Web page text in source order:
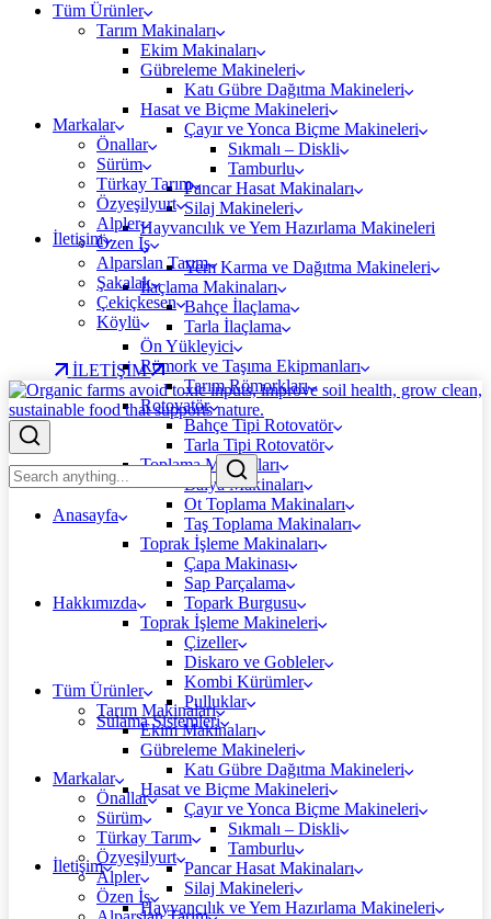
Tüm Ürünler
Tarım Makinaları
Ekim Makinaları
Gübreleme Makineleri
Katı Gübre Dağıtma Makineleri
Hasat ve Biçme Makineleri
Çayır ve Yonca Biçme Makineleri
Sıkmalı – Diskli
Tamburlu
Pancar Hasat Makinaları
Silaj Makineleri
Hayvancılık ve Yem Hazırlama Makineleri
Yem Karma ve Dağıtma Makineleri
İlaçlama Makinaları
Bahçe İlaçlama
Tarla İlaçlama
Ön Yükleyici
Römork ve Taşıma Ekipmanları
Tarım Römorkları
Rotovatör
Bahçe Tipi Rotovatör
Tarla Tipi Rotovatör
Toplama Makinaları
Balya Makinaları
Ot Toplama Makinaları
Taş Toplama Makinaları
Toprak İşleme Makinaları
Çapa Makinası
Sap Parçalama
Topark Burgusu
Toprak İşleme Makineleri
Çizeller
Diskaro ve Gobleler
Kombi Kürümler
Pulluklar
Sulama Sistemleri
Markalar
Önallar
Sürüm
Türkay Tarım
Özyeşilyurt
Alpler
Özen İş
Alparslan Tarım
Şakalak
Çekiçkesen
Köylü
İletişim
İLETİŞİM
Anasayfa
Hakkımızda
Tüm Ürünler
Tarım Makinaları
Ekim Makinaları
Gübreleme Makineleri
Katı Gübre Dağıtma Makineleri
Hasat ve Biçme Makineleri
Çayır ve Yonca Biçme Makineleri
Sıkmalı – Diskli
Tamburlu
Pancar Hasat Makinaları
Silaj Makineleri
Hayvancılık ve Yem Hazırlama Makineleri
Markalar
Önallar
Sürüm
Türkay Tarım
Özyeşilyurt
Alpler
Özen İş
İletişim